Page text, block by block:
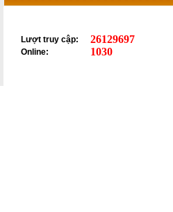
Lượt truy cập: 26129697
Online: 1030